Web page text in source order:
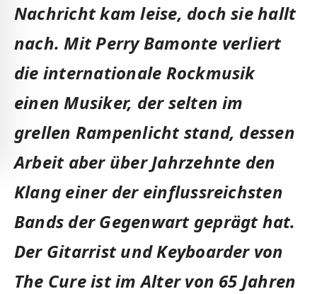
Nachricht kam leise, doch sie hallt
nach. Mit Perry Bamonte verliert
die internationale Rockmusik
einen Musiker, der selten im
grellen Rampenlicht stand, dessen
Arbeit aber über Jahrzehnte den
Klang einer der einflussreichsten
Bands der Gegenwart geprägt hat.
Der Gitarrist und Keyboarder von
The Cure ist im Alter von 65 Jahren